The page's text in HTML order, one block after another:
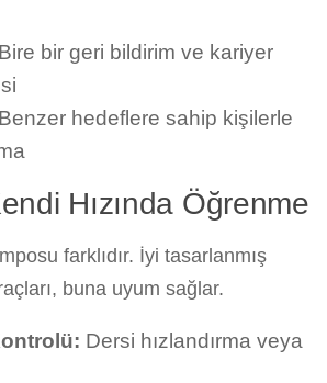
Bire bir geri bildirim ve kariyer
Benzer hedeflere sahip kişilerle
Hızında Öğrenme
farklıdır. İyi tasarlanmış
buna uyum sağlar.
Dersi hızlandırma veya